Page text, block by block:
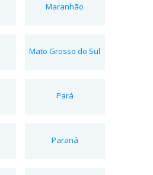
Maranhão
Mato Grosso do Sul
Pará
Paraná